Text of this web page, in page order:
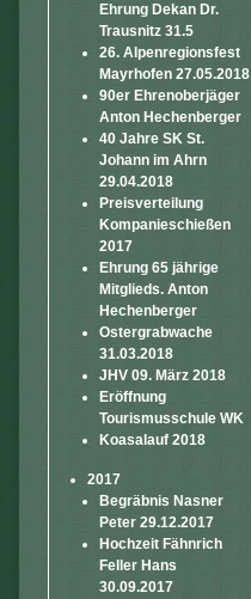
Ehrung Dekan Dr.
Trausnitz 31.5
26. Alpenregionsfest
Mayrhofen 27.05.2018
90er Ehrenoberjäger
Anton Hechenberger
40 Jahre SK St.
Johann im Ahrn
29.04.2018
Preisverteilung
Kompanieschießen
2017
Ehrung 65 jährige
Mitglieds. Anton
Hechenberger
Ostergrabwache
31.03.2018
JHV 09. März 2018
Eröffnung
Tourismusschule WK
Koasalauf 2018
2017
Begräbnis Nasner
Peter 29.12.2017
Hochzeit Fähnrich
Feller Hans
30.09.2017